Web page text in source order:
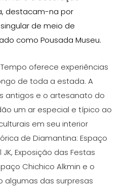
destacam-na por
de meio de
como Pousada Museu.
oferece experiências
de toda a estada. A
antigos e o artesanato do
um ar especial e típico ao
em seu interior
de Diamantina: Espaço
Exposição das Festas
Chichico Alkmin e o
algumas das surpresas